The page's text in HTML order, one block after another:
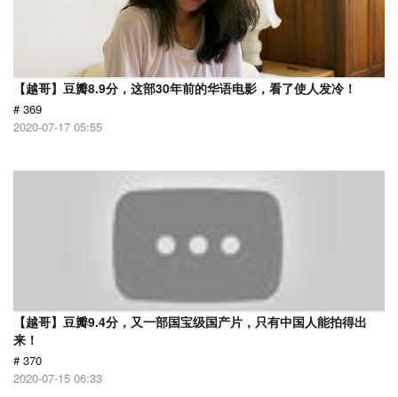
【越哥】豆瓣8.9分，这部30年前的华语电影，看了使人发冷！
# 369
2020-07-17 05:55
【越哥】豆瓣9.4分，又一部国宝级国产片，只有中国人能拍得出
来！
# 370
2020-07-15 06:33